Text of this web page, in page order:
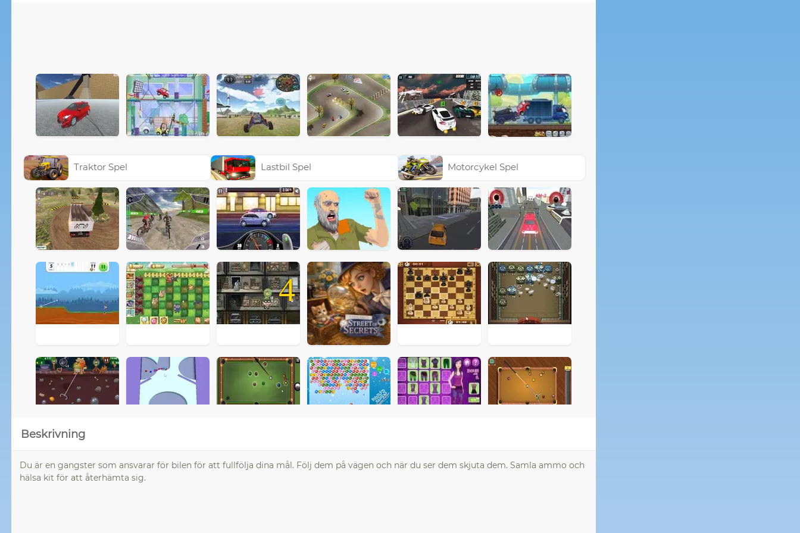
Traktor Spel Lastbil Spel Motorcykel Spel
4
Beskrivning
Du är en gangster som ansvarar för bilen för att fullfölja dina mål. Följ dem på vägen och när du ser dem skjuta dem. Samla ammo och
hälsa kit för att återhämta sig.